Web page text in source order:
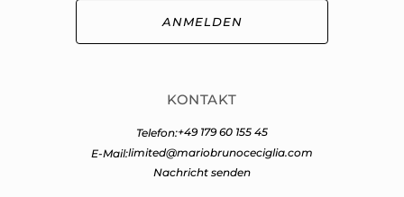
ANMELDEN
KONTAKT
Telefon:+49 179 60 155 45
E-Mail:limited@mariobrunoceciglia.com
Nachricht senden